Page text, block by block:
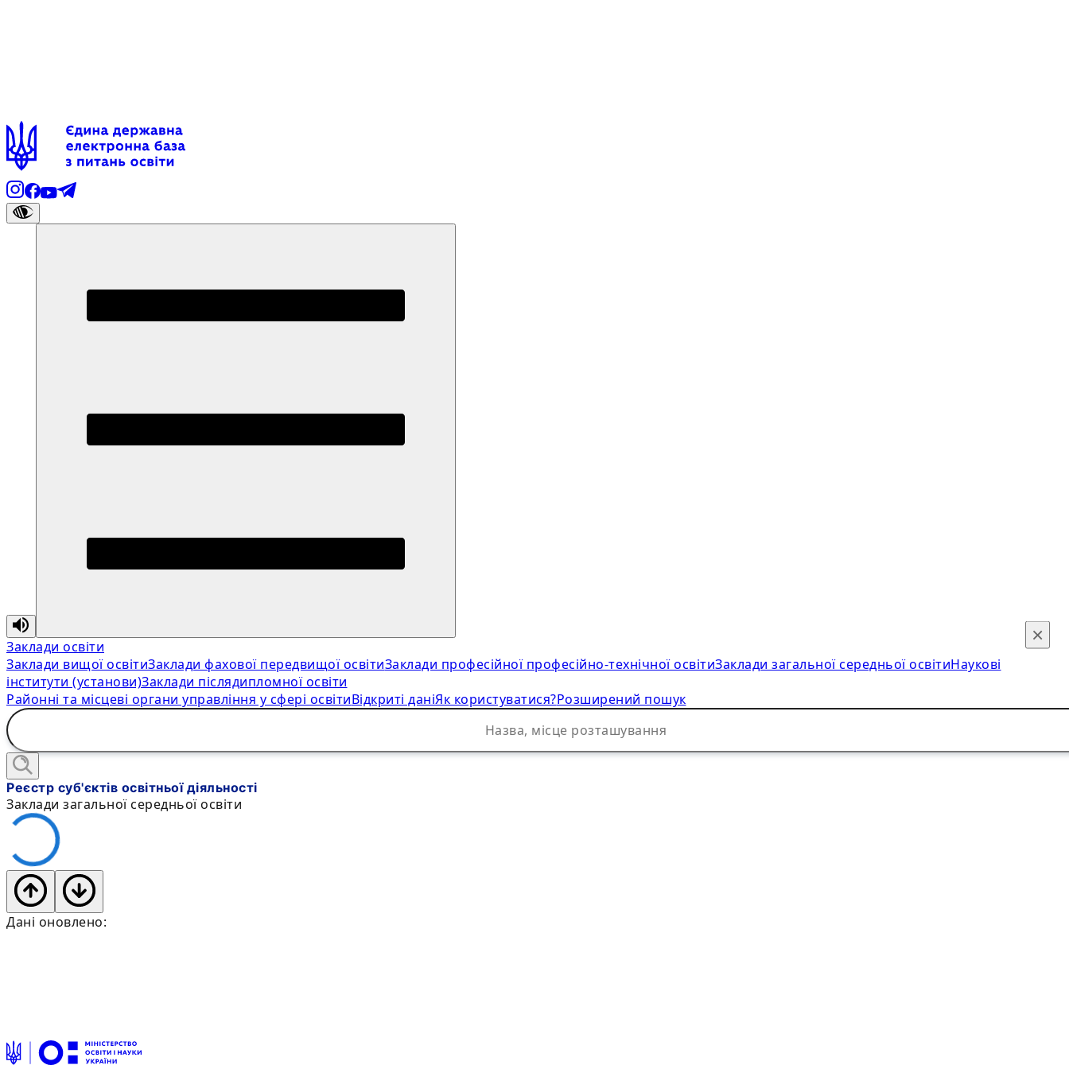
Заклади освіти
Заклади вищої освітиЗаклади фахової передвищої освітиЗаклади професійної професійно-технічної освітиЗаклади загальної середньої освітиНаукові
інститути (установи)Заклади післядипломної освіти
Районні та місцеві органи управління у сфері освітиВідкриті даніЯк користуватися?Розширений пошук
×
Реєстр суб'єктів освітньої діяльності
Заклади загальної середньої освіти
Дані оновлено: